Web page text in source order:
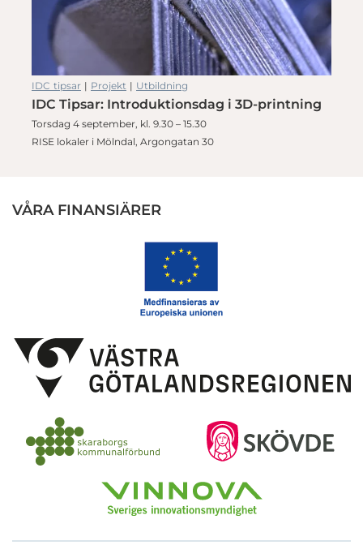
IDC tipsar | Projekt | Utbildning
IDC Tipsar: Introduktionsdag i 3D-printning
Torsdag 4 september, kl. 9.30 – 15.30
RISE lokaler i Mölndal, Argongatan 30
VÅRA FINANSIÄRER